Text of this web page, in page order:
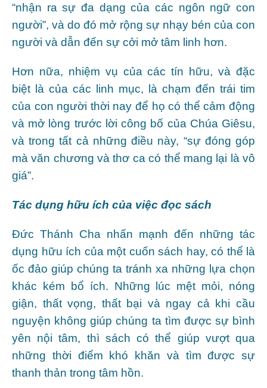
“nhận ra sự đa dạng của các ngôn ngữ con
người”, và do đó mở rộng sự nhạy bén của con
người và dẫn đến sự cởi mở tâm linh hơn.
Hơn nữa, nhiệm vụ của các tín hữu, và đặc
biệt là của các linh mục, là chạm đến trái tim
của con người thời nay để họ có thể cảm động
và mở lòng trước lời công bố của Chúa Giêsu,
và trong tất cả những điều này, “sự đóng góp
mà văn chương và thơ ca có thể mang lại là vô
giá”.
Tác dụng hữu ích của việc đọc sách
Đức Thánh Cha nhấn mạnh đến những tác
dụng hữu ích của một cuốn sách hay, có thể là
ốc đảo giúp chúng ta tránh xa những lựa chọn
khác kém bổ ích. Những lúc mệt mỏi, nóng
giận, thất vọng, thất bại và ngay cả khi cầu
nguyện không giúp chúng ta tìm được sự bình
yên nội tâm, thì sách có thể giúp vượt qua
những thời điểm khó khăn và tìm được sự
thanh thản trong tâm hồn.